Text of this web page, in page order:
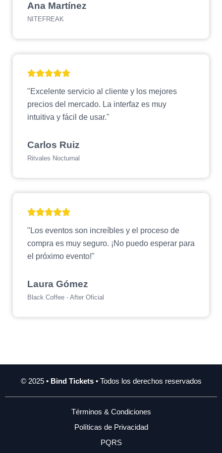
Ana Martínez
NITEFREAK
"Excelente servicio al cliente y los mejores
precios del mercado. La interfaz es muy
intuitiva y fácil de usar."
Carlos Ruiz
Ritvales Nocturnal
"Los eventos son increíbles y el proceso de
compra es muy seguro. ¡No puedo esperar para
el próximo evento!"
Laura Gómez
Black Coffee - After Oficial
© 2025 • Bind Tickets• Todos los derechos reservados
Términos & Condiciones
Políticas de Privacidad
PQRS